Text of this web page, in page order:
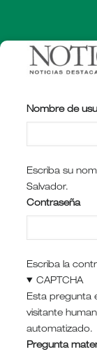
contenido
principal
Nombre de
Escriba su
Salvador.
Contraseña
Escriba la
CAPTCHA
Esta pregunta
visitante
automatizado.
Pregunta